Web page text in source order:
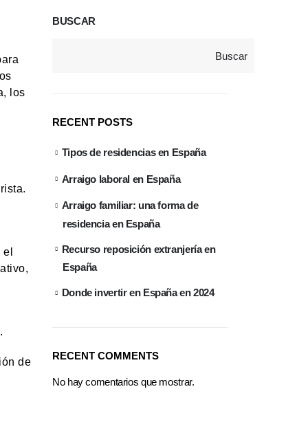
los
de
BUSCAR
Buscar
RECENT POSTS
Tipos de residencias en España
Arraigo laboral en España
Arraigo familiar: una forma de
residencia en España
Recurso reposición extranjería en
España
Donde invertir en España en 2024
RECENT COMMENTS
No hay comentarios que mostrar.